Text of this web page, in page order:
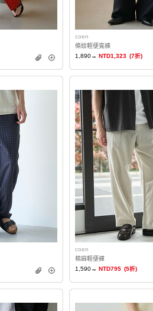
coen
條紋輕便寬褲
1,890→ NTD1,323 (7折)
coen
棉麻輕便褲
1,590→ NTD795 (5折)